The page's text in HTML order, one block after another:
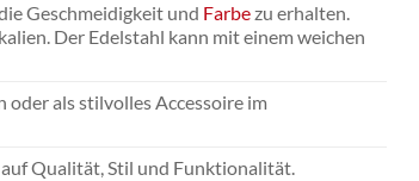
Geschmeidigkeit und Farbezu erhalten.
Der Edelstahl kann mit einem weichen
als stilvolles Accessoire im
Qualität, Stil und Funktionalität.